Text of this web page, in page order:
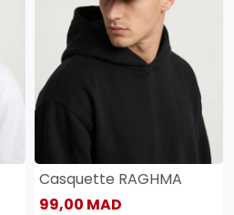
Casquette RAGHMA
99,00 MAD